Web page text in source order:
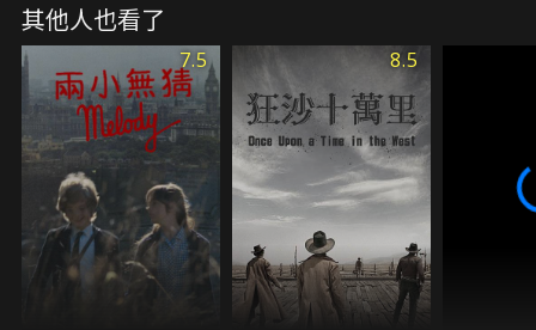
即使這意味著冒著生命危險，他還是堅持外交官與他
同離!
其他人也看了
7.5 8.5